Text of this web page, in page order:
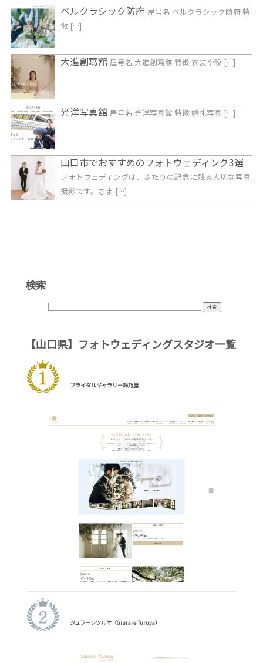
ベルクラシック防府 屋号名 ベルクラシック防府 特
徴 […]
大進創寫舘 屋号名 大進創寫舘 特徴 衣装や設 […]
光洋写真舘 屋号名 光洋写真舘 特徴 婚礼写真 […]
山口市でおすすめのフォトウェディング3選
フォトウェディングは、ふたりの記念に残る大切な写真
撮影です。さま […]
検索
【山口県】フォトウェディングスタジオ一覧
ブライダルギャラリー鈴乃屋
ジュラーレツルヤ（Giurare Turuya）